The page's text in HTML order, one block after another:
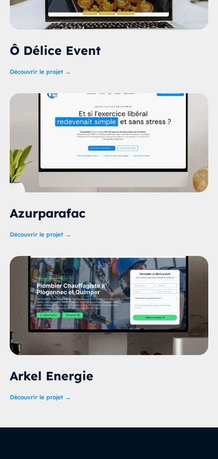
Ô Délice Event
Découvrir le projet →
Azurparafac
Découvrir le projet →
Arkel Energie
Découvrir le projet →